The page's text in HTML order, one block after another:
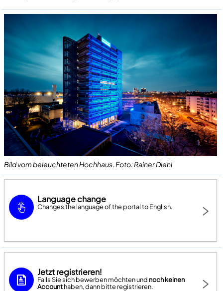
Bild vom beleuchteten Hochhaus. Foto: Rainer Diehl
Language change
Changes the language of the portal to English.
Jetzt registrieren!
Falls Sie sich bewerben möchten und noch keinen
Accounthaben, dann bitte registrieren.